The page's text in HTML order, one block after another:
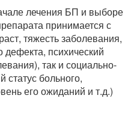
лечения БП и выборе
принимается с
тяжесть заболевания,
дефекта, психический
так и социально-
статус больного,
его ожиданий и т.д.)